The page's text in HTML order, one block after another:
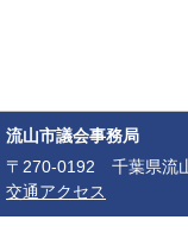
流山市議会事務局
〒270-0192 千葉県流
交通アクセス